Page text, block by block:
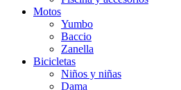
Motos
Yumbo
Baccio
Zanella
Bicicletas
Niños y niñas
Dama